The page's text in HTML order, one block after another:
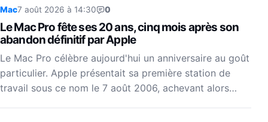
Mac7 août 2026 à 14:30 0
Le Mac Pro fête ses 20 ans, cinq mois après son
abandon définitif par Apple
Le Mac Pro célèbre aujourd'hui un anniversaire au goût
particulier. Apple présentait sa première station de
travail sous ce nom le 7 août 2006, achevant alors…